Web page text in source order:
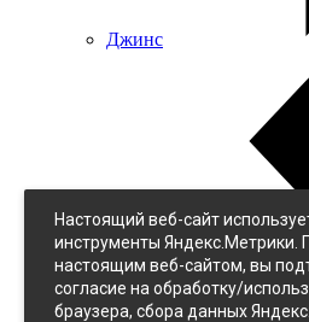
Джинс
Джинс
Однотонный
Принтованный
Настоящий веб-сайт
инструменты Яндекс.Метрики.
настоящим веб-сайтом, вы
согласие на обработку/
браузера, сбора данных